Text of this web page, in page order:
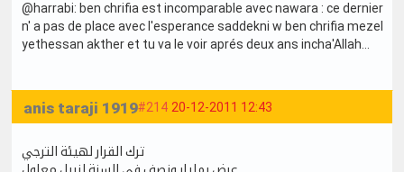
@harrabi: ben chrifia est incomparable avec nawara : ce dernier
n' a pas de place avec l'esperance saddekni w ben chrifia mezel
yethessan akther et tu va le voir aprés deux ans incha'Allah...
#214 20-12-2011 12:43
anis taraji 1919
ترك القرار لهيئة الترجي